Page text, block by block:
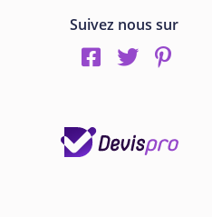
Suivez nous sur